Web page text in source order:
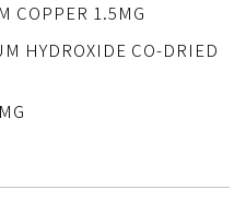
COPPER 1.5MG
HYDROXIDE CO-DRIED